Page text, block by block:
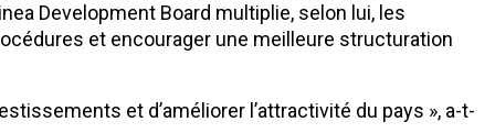
Development Board multiplie, selon lui, les
et encourager une meilleure structuration
et d’améliorer l’attractivité du pays », a-t-